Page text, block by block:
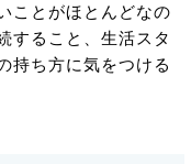
ことがほとんどなの
すること、生活スタ
持ち方に気をつける